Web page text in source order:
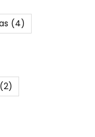
(4)
(2)